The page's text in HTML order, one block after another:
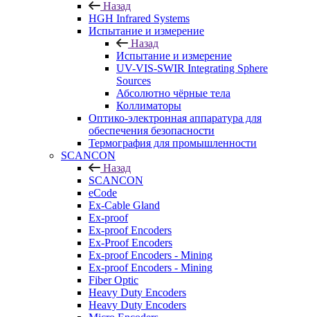
Назад
HGH Infrared Systems
Испытание и измерение
Назад
Испытание и измерение
UV-VIS-SWIR Integrating Sphere
Sources
Абсолютно чёрные тела
Коллиматоры
Оптико-электронная аппаратура для
обеспечения безопасности
Термография для промышленности
SCANCON
Назад
SCANCON
eCode
Ex-Cable Gland
Ex-proof
Ex-proof Encoders
Ex-Proof Encoders
Ex-proof Encoders - Mining
Ex-proof Encoders - Mining
Fiber Optic
Heavy Duty Encoders
Heavy Duty Encoders